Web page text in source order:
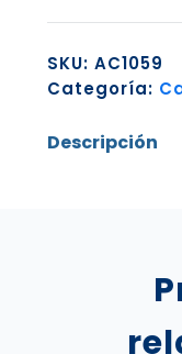
A
HDMI
1080P
SKU: AC1059
Categoría:
Descripción